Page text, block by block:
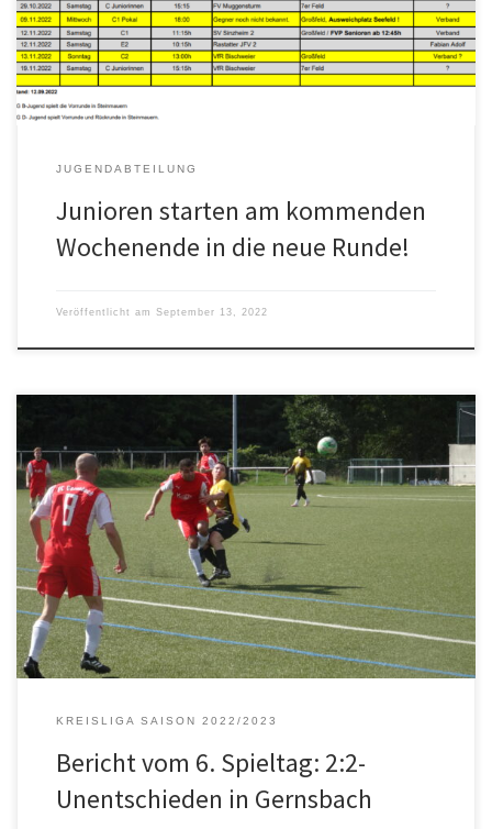
hinterherjagen. Jeweils zwei Teams melden wir bei den B-
Junioren (SG Plittersdorf), den C-Junioren (SG Steinmauern), den
[…]
JUGENDABTEILUNG
Junioren starten am kommenden
Wochenende in die neue Runde!
Veröffentlicht am September 13, 2022
FC Gernsbach – FV Plittersdorf 2:2 (Hz. 0:2) Im Auswärtsspiel beim
FC Gernsbach musste sich der FVP mit einem Punkt zufrieden
geben. Dabei hatte das Spiel gegen die Murgtäler nahezu optimal
begonnen, denn nach Toren von Roberto und Gianni Riili lag man
nach einer viertel Stunde bereits mit 2:0 in […]
KREISLIGA SAISON 2022/2023
Bericht vom 6. Spieltag: 2:2-
Unentschieden in Gernsbach